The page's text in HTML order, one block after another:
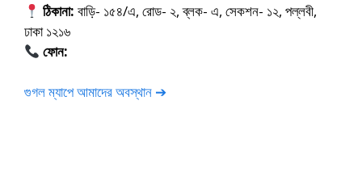
ঠিকানা: বাড়ি- ১৫৪/এ, রোড- ২, ব্লক- এ, সেকশন- ১২, পল্লবী,
ঢাকা ১২১৬
ফোন:
গুগল ম্যাপে আমাদের অবস্থান ➔